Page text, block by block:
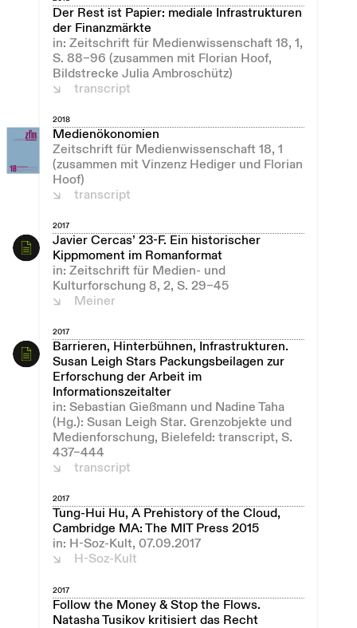
Der Rest ist Papier: mediale Infrastrukturen
der Finanzmärkte
in: Zeitschrift für Medienwissenschaft 18, 1,
S. 88–96 (zusammen mit Florian Hoof,
Bildstrecke Julia Ambroschütz)
transcript
2018
Medienökonomien
Zeitschrift für Medienwissenschaft 18, 1
(zusammen mit Vinzenz Hediger und Florian
Hoof)
transcript
2017
Javier Cercas’ 23-F. Ein historischer
Kippmoment im Romanformat
in: Zeitschrift für Medien- und
Kulturforschung 8, 2, S. 29–45
Meiner
2017
Barrieren, Hinterbühnen, Infrastrukturen.
Susan Leigh Stars Packungsbeilagen zur
Erforschung der Arbeit im
Informationszeitalter
in: Sebastian Gießmann und Nadine Taha
(Hg.): Susan Leigh Star. Grenzobjekte und
Medienforschung, Bielefeld: transcript, S.
437–444
transcript
2017
Tung-Hui Hu, A Prehistory of the Cloud,
Cambridge MA: The MIT Press 2015
in: H-Soz-Kult, 07.09.2017
H-Soz-Kult
2017
Follow the Money & Stop the Flows.
Natasha Tusikov kritisiert das Recht